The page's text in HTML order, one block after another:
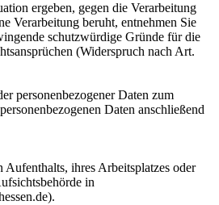
ergeben, gegen die Verarbeitung
Verarbeitung beruht, entnehmen Sie
schutzwürdige Gründe für die
(Widerspruch nach Art.
personenbezogener Daten zum
Daten anschließend
ihres Arbeitsplatzes oder
in